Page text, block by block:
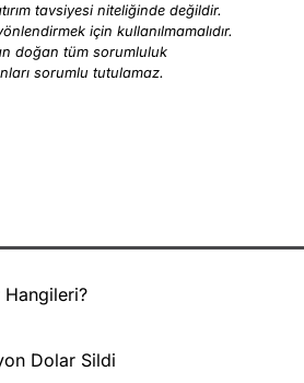
tavsiyesi niteliğinde değildir.
için kullanılmamalıdır.
doğan tüm sorumluluk
sorumlu tutulamaz.
Hangileri?
Dolar Sildi